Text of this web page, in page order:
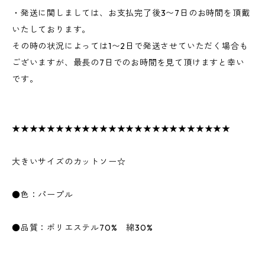
・発送に関しましては、お支払完了後3〜7日のお時間を頂戴
いたしております。
その時の状況によっては1〜2日で発送させていただく場合も
ございますが、最長の7日でのお時間を見て頂けますと幸い
です。
★★★★★★★★★★★★★★★★★★★★★★★★★
大きいサイズのカットソー☆
●色：パープル
●品質：ポリエステル70% 綿30%